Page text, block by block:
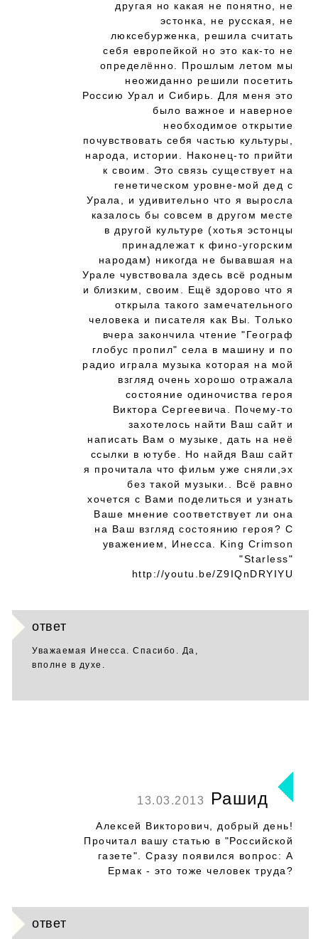
другая но какая не понятно, не
эстонка, не русская, не
люксебурженка, решила считать
себя европейкой но это как-то не
определённо. Прошлым летом мы
неожиданно решили посетить
Россию Урал и Сибирь. Для меня это
было важное и наверное
необходимое открытие
почувствовать себя частью культуры,
народа, истории. Наконец-то прийти
к своим. Это связь существует на
генетическом уровне-мой дед с
Урала, и удивительно что я выросла
казалось бы совсем в другом месте
в другой культуре (хотья эстонцы
принадлежат к фино-угорским
народам) никогда не бывавшая на
Урале чувствовала здесь всё родным
и близким, своим. Ещё здорово что я
открыла такого замечательного
человека и писателя как Вы. Только
вчера закончила чтение "Географ
глобус пропил" села в машину и по
радио играла музыка которая на мой
взгляд очень хорошо отражала
состояние одиночиства героя
Виктора Сергеевича. Почему-то
захотелось найти Ваш сайт и
написать Вам о музыке, дать на неё
ссылки в ютубе. Но найдя Ваш сайт
я прочитала что фильм уже сняли,эх
без такой музыки.. Всё равно
хочется с Вами поделиться и узнать
Ваше мнение соответствует ли она
на Ваш взгляд состоянию героя? С
уважением, Инесса. King Crimson
"Starless"
http://youtu.be/Z9IQnDRYIYU
ответ
Уважаемая Инесса. Спасибо. Да,
вполне в духе.
13.03.2013 Рашид
Алексей Викторович, добрый день!
Прочитал вашу статью в "Российской
газете". Сразу появился вопрос: А
Ермак - это тоже человек труда?
ответ